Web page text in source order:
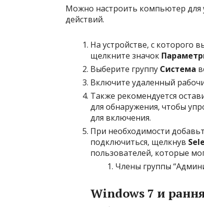
Можно настроить компьютер для
действий.
На устройстве, с которого
щелкните значок
Выберите группу Система
Включите удаленный
Также рекомендуется
для обнаружения, чтобы
для включения.
При необходимости
подключиться, щелкнув
пользователей, которые
Члены группы
Windows 7 и